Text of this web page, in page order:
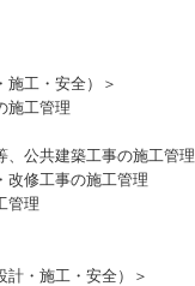
施工・安全）＞
施工管理
、公共建築工事の施工管理
改修工事の施工管理
管理
計・施工・安全）＞